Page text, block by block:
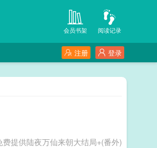
阅读记录
会员书架
登录
注册
提供陆夜万仙来朝大结局+(番外)